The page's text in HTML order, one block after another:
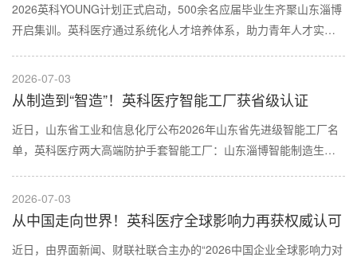
集结淄博，开启成长第一课
2026英科YOUNG计划正式启动，500余名应届毕业生齐聚山东淄博
开启集训。英科医疗通过系统化人才培养体系，助力青年人才实现
2026-07-03
从制造到“智造”！英科医疗智能工厂获省级认证
近日，山东省工业和信息化厅公布2026年山东省先进级智能工厂名
单，英科医疗两大高端防护手套智能工厂：山东淄博智能制造生产
能工厂”。
2026-07-03
从中国走向世界！英科医疗全球影响力再获权威认可
近日，由界面新闻、财联社联合主办的“2026中国企业全球影响力对